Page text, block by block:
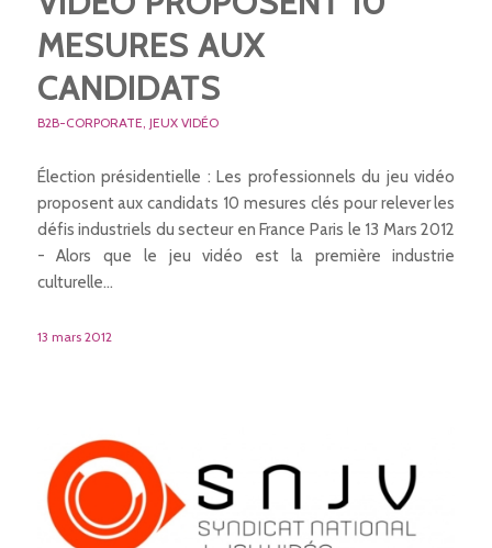
MESURES AUX
CANDIDATS
B2B-CORPORATE, JEUX VIDÉO
Élection présidentielle : Les professionnels du jeu vidéo
proposent aux candidats 10 mesures clés pour relever les
défis industriels du secteur en France Paris le 13 Mars 2012
- Alors que le jeu vidéo est la première industrie
culturelle…
13 mars 2012